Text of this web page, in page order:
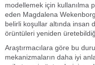
modellemek için kullanılma
eden Magdalena
belirli koşullar altında insan
örüntüleri yeniden
Araştırmacılara göre bu
mekanizmaların daha iyi